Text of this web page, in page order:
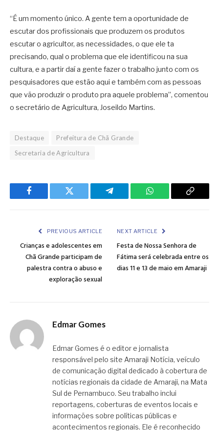
“É um momento único. A gente tem a oportunidade de
escutar dos profissionais que produzem os produtos
escutar o agricultor, as necessidades, o que ele ta
precisando, qual o problema que ele identificou na sua
cultura, e a partir daí a gente fazer o trabalho junto com os
pesquisadores que estão aqui e também com as pessoas
que vão produzir o produto pra aquele problema”, comentou
o secretário de Agricultura, Joseildo Martins.
Destaque
Prefeitura de Chã Grande
Secretaria de Agricultura
Facebook Twitter Telegram WhatsApp Copy
PREVIOUS ARTICLE
Crianças e adolescentes em
Chã Grande participam de
palestra contra o abuso e
exploração sexual
NEXT ARTICLE
Festa de Nossa Senhora de
Fátima será celebrada entre os
dias 11 e 13 de maio em Amaraji
Edmar Gomes
Edmar Gomes é o editor e jornalista
responsável pelo site Amaraji Notícia, veículo
de comunicação digital dedicado à cobertura de
notícias regionais da cidade de Amaraji, na Mata
Sul de Pernambuco. Seu trabalho inclui
reportagens, coberturas de eventos locais e
informações sobre políticas públicas e
acontecimentos regionais. Ele é reconhecido